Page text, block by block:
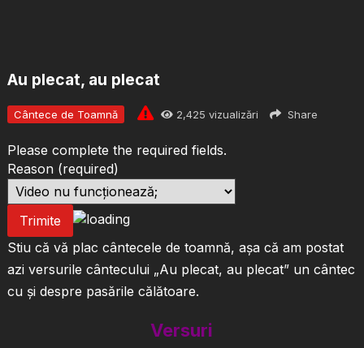
Au plecat, au plecat
Cântece de Toamnă 2,425 vizualizări Share
Please complete the required fields.
Reason (required)
Trimite
Stiu că vă plac cântecele de toamnă, așa că am postat
azi versurile cântecului „Au plecat, au plecat” un cântec
cu și despre pasările călătoare.
Versuri